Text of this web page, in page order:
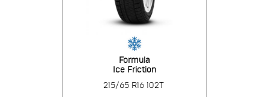
Formula
Ice Friction
215/65 R16 102T